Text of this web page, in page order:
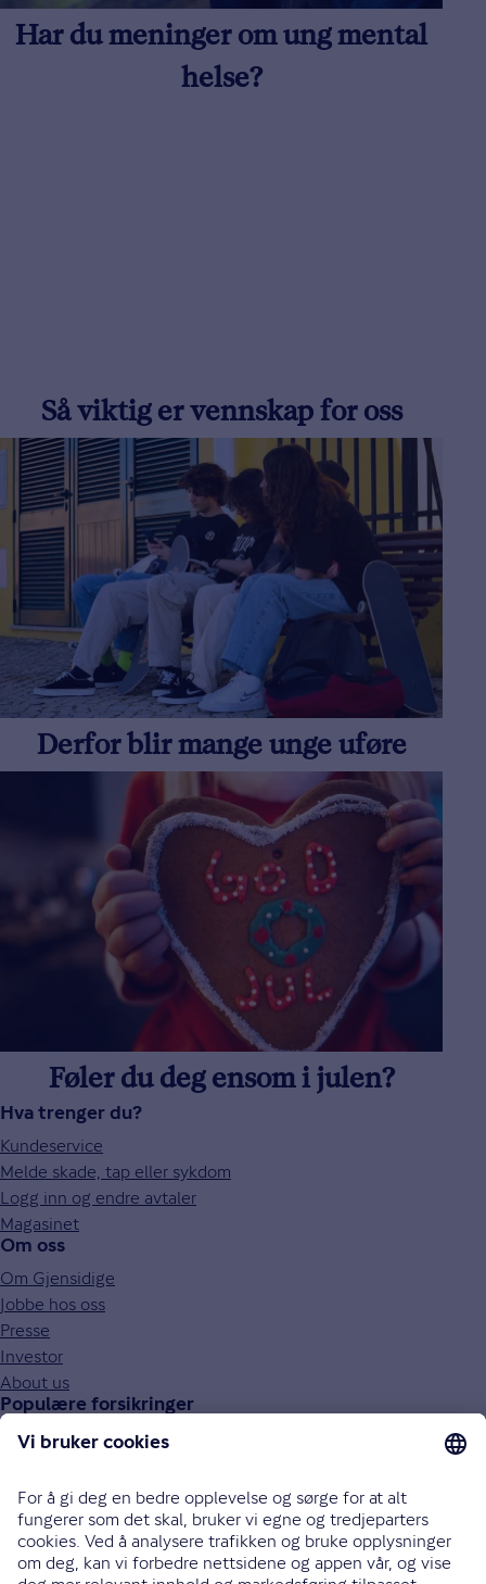
Har du meninger om ung mental
helse?
Så viktig er vennskap for oss
Derfor blir mange unge uføre
Føler du deg ensom i julen?
Hva trenger du?
Kundeservice
Melde skade, tap eller sykdom
Logg inn og endre avtaler
Magasinet
Om oss
Om Gjensidige
Jobbe hos oss
Presse
Investor
About us
Populære forsikringer
Bilforsikring
Innboforsikring
Husforsikring
Livsforsikring
Barneforsikring